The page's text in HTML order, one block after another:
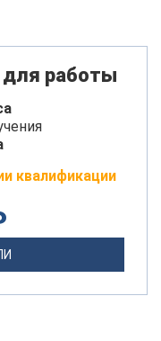
работы
квалификации